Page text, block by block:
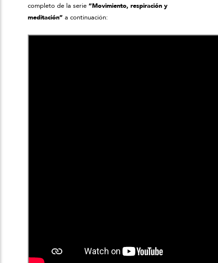
completo de la serie “Movimiento, respiración y
meditación” a continuación: